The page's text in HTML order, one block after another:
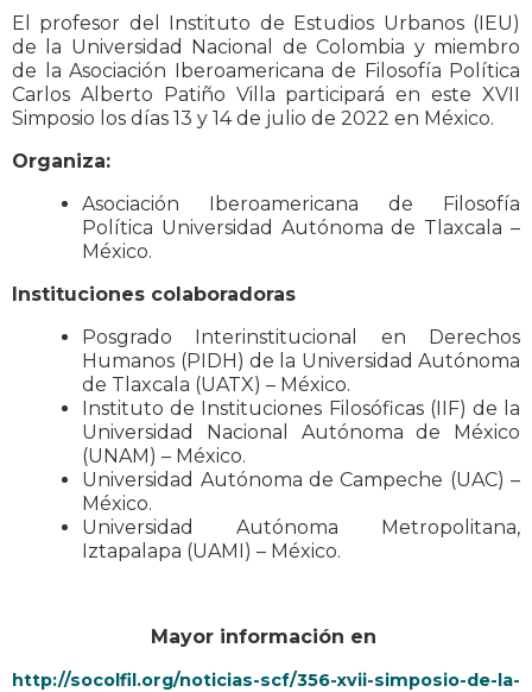
El profesor del Instituto de Estudios Urbanos (IEU)
de la Universidad Nacional de Colombia y miembro
de la Asociación Iberoamericana de Filosofía Política
Carlos Alberto Patiño Villa participará en este XVII
Simposio los días 13 y 14 de julio de 2022 en México.
Organiza:
Asociación Iberoamericana de Filosofía
Política Universidad Autónoma de Tlaxcala –
México.
Instituciones colaboradoras
Posgrado Interinstitucional en Derechos
Humanos (PIDH) de la Universidad Autónoma
de Tlaxcala (UATX) – México.
Instituto de Instituciones Filosóficas (IIF) de la
Universidad Nacional Autónoma de México
(UNAM) – México.
Universidad Autónoma de Campeche (UAC) –
México.
Universidad Autónoma Metropolitana,
Iztapalapa (UAMI) – México.
Mayor información en
http://socolfil.org/noticias-scf/356-xvii-simposio-de-la-